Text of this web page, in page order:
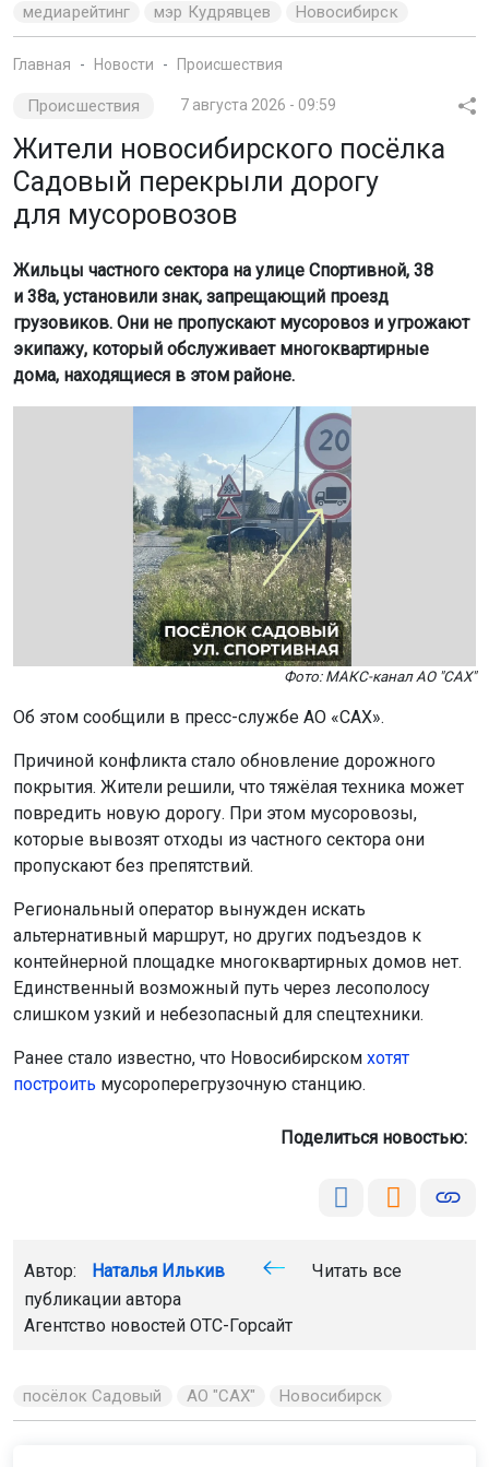
медиарейтинг мэр Кудрявцев Новосибирск
Главная Новости Происшествия
Происшествия 7 августа 2026 - 09:59
Жители новосибирского посёлка
Садовый перекрыли дорогу
для мусоровозов
Жильцы частного сектора на улице Спортивной, 38
и 38а, установили знак, запрещающий проезд
грузовиков. Они не пропускают мусоровоз и угрожают
экипажу, который обслуживает многоквартирные
дома, находящиеся в этом районе.
Фото: МАКС-канал АО "САХ"
Об этом сообщили в пресс-службе АО «САХ».
Причиной конфликта стало обновление дорожного
покрытия. Жители решили, что тяжёлая техника может
повредить новую дорогу. При этом мусоровозы,
которые вывозят отходы из частного сектора они
пропускают без препятствий.
Региональный оператор вынужден искать
альтернативный маршрут, но других подъездов к
контейнерной площадке многоквартирных домов нет.
Единственный возможный путь через лесополосу
слишком узкий и небезопасный для спецтехники.
Ранее стало известно, что Новосибирском хотят
построить мусороперегрузочную станцию.
Поделиться новостью:
Автор: Наталья Илькив
Читать все
публикации автора
Агентство новостей ОТС-Горсайт
посёлок Садовый АО "САХ" Новосибирск